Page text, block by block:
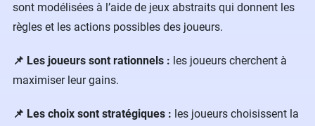
sont modélisées à l’aide de jeux abstraits qui donnent les
règles et les actions possibles des joueurs.
📌 Les joueurs sont rationnels : les joueurs cherchent à
maximiser leur gains.
📌 Les choix sont stratégiques : les joueurs choisissent la